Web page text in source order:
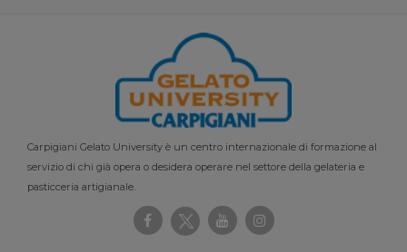
Carpigiani Gelato University è un centro internazionale di formazione al
servizio di chi già opera o desidera operare nel settore della gelateria e
pasticceria artigianale.